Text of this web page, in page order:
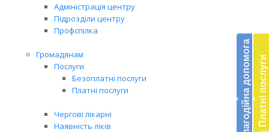
Адміністрація центру
Підрозділи центру
Профспілка
Громадянам
Послуги
Безоплатні послуги
Платні послуги
Чергові лікарні
Наявність ліків
‹ Благодійна допомога ‹ Платні послуги